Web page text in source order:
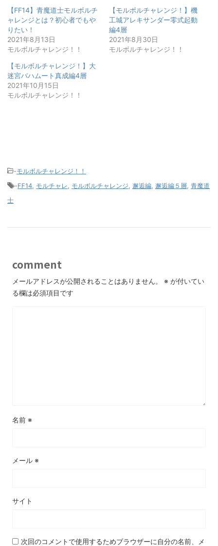
【FF14】青魔道士モルボルチ
ャレンジとは？初心者でもや
りたい！
2021年8月13日
モルボルチャレンジ！！
【モルボルチャレンジ！】機
工城アレキサンダー零式起動
編4層
2021年8月30日
モルボルチャレンジ！！
【モルボルチャレンジ！】大
迷宮バハムート真成編4層
2021年10月15日
モルボルチャレンジ！！
-モルボルチャレンジ！！
-FF14 モルチャレ モルボルチャレンジ 邂逅編 邂逅編５層 青魔道
士
comment
メールアドレスが公開されることはありません。 ※ が付いてい
る欄は必須項目です
名前 ※
メール ※
サイト
次回のコメントで使用するためブラウザーに自分の名前、メ